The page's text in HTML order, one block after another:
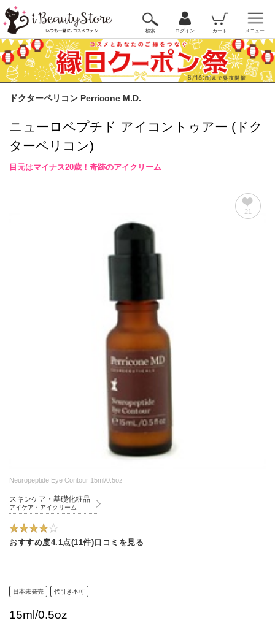
検索 ログイン カート メニュー
ドクターペリコン Perricone M.D.
ニューロペプチド アイコントゥアー (ドク
ターペリコン)
目元はマイナス20歳！奇跡のアイクリーム
21
Neuropeptide Eye Contour 15ml/0.5oz
スキンケア・基礎化粧品
アイケア・アイクリーム
おすすめ度4.1点(11件)口コミを見る
日本未発売 代引き不可
15ml/0.5oz